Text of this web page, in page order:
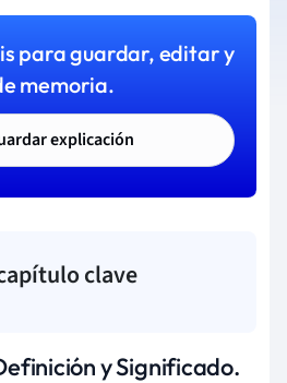
para guardar, editar y
memoria.
explicación
clave
y Significado.